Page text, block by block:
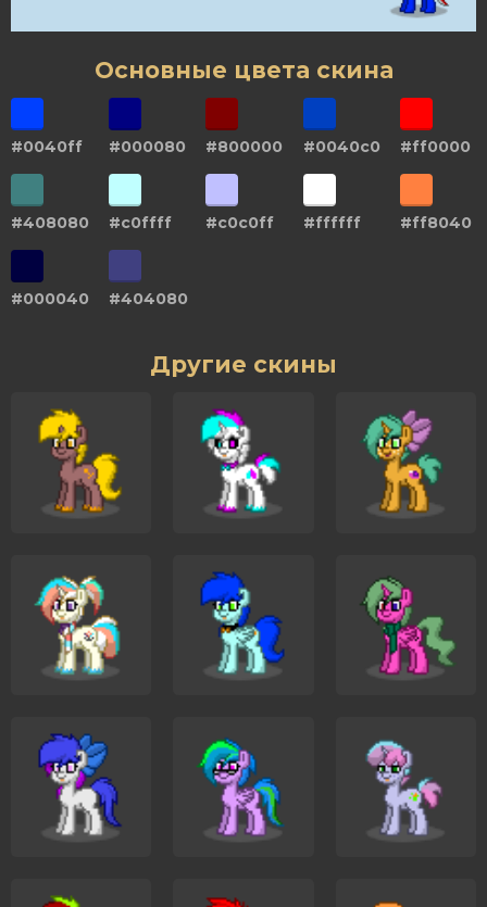
Основные цвета скина
#0040ff #000080 #800000 #0040c0 #ff0000
#408080 #c0ffff #c0c0ff #ffffff #ff8040
#000040 #404080
Другие скины